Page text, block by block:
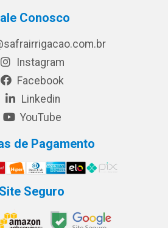
Conosco
Instagram
Facebook
Linkedin
YouTube
de Pagamento
Site Seguro